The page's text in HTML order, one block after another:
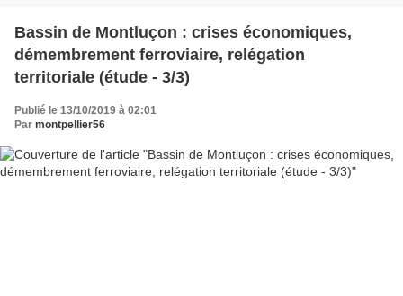
Bassin de Montluçon : crises économiques,
démembrement ferroviaire, relégation
territoriale (étude - 3/3)
Publié le 13/10/2019 à 02:01
Par montpellier56